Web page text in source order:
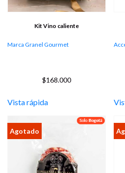
Kit Vino caliente
Marca Granel Gourmet
$168.000
Vista rápida